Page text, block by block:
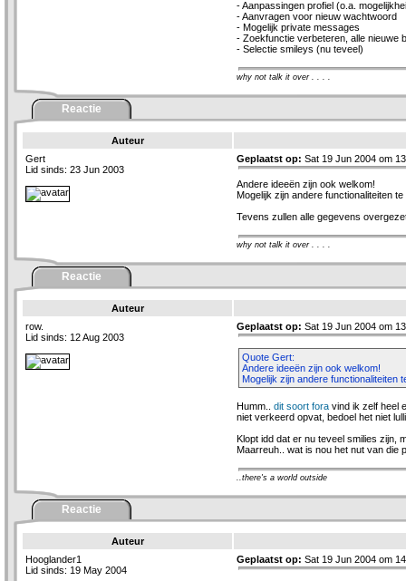
- Aanpassingen profiel (o.a.
- Aanvragen voor nieuw wachtwoord
- Mogelijk private messages
- Zoekfunctie verbeteren, alle nieuwe
- Selectie smileys (nu teveel)
why not talk it over . . . .
Reactie
Auteur
Gert
Lid sinds: 23 Jun 2003
Geplaatst op: Sat 19 Jun 2004 om
Andere ideeën zijn ook welkom!
Mogelijk zijn andere functionaliteiten
Tevens zullen alle gegevens
why not talk it over . . . .
Reactie
Auteur
row.
Lid sinds: 12 Aug 2003
Geplaatst op: Sat 19 Jun 2004 om
Quote Gert:
Andere ideeën zijn ook welkom!
Mogelijk zijn andere functionaliteiten
Humm.. dit soort fora vind ik zelf heel
niet verkeerd opvat, bedoel het niet
Klopt idd dat er nu teveel smilies zijn,
Maarreuh.. wat is nou het nut van die
..there's a world outside
Reactie
Auteur
Hooglander1
Lid sinds: 19 May 2004
Geplaatst op: Sat 19 Jun 2004 om